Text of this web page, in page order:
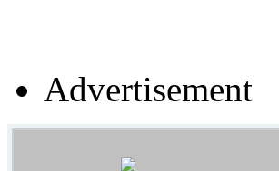
Advertisement